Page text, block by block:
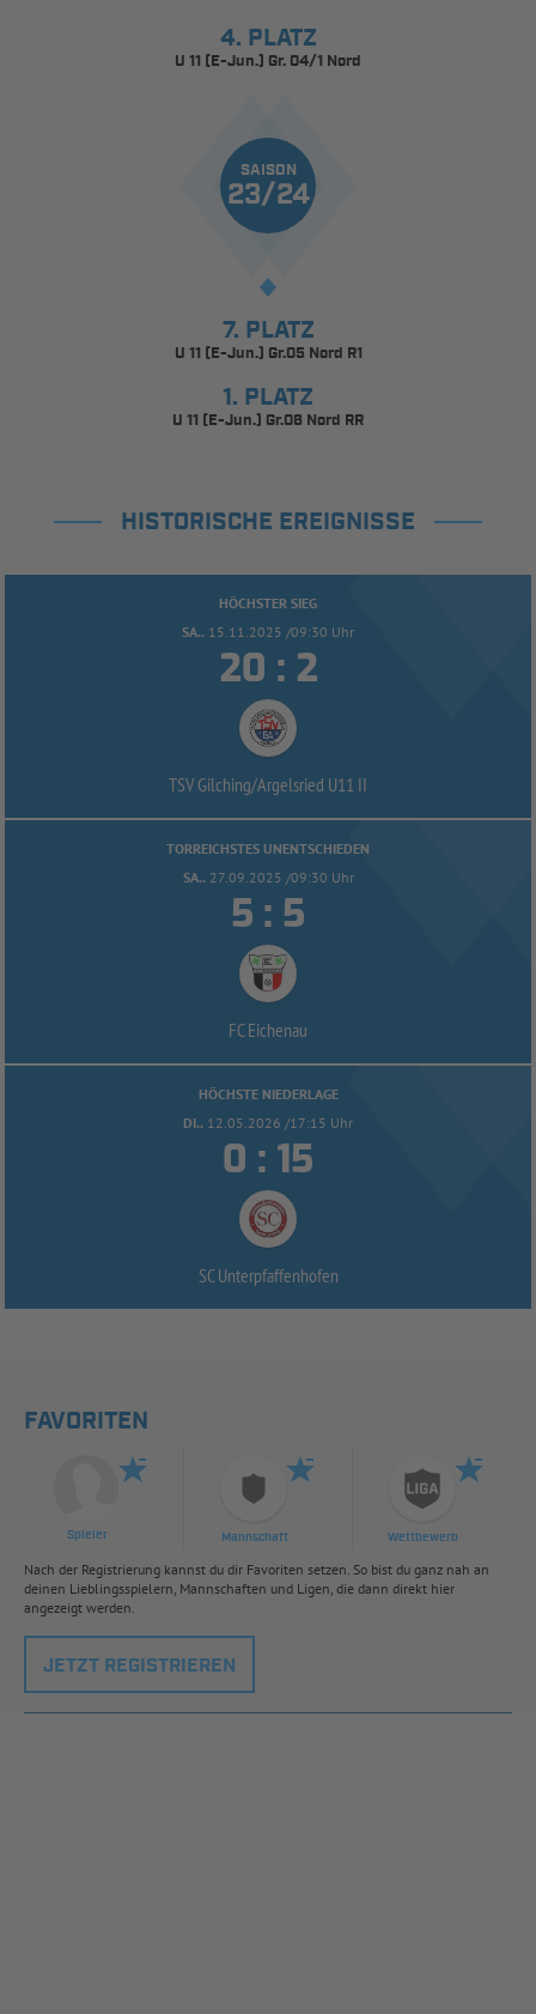
4. PLATZ
U 11 (E-Jun.) Gr. 04/1 Nord
SAISON
23/24
7. PLATZ
U 11 (E-Jun.) Gr.05 Nord R1
1. PLATZ
U 11 (E-Jun.) Gr.06 Nord RR
HISTORISCHE EREIGNISSE
HÖCHSTER SIEG
SA.. 15.11.2025 /09:30 Uhr
 : 
TSV Gilching/Argelsried U11 II
TORREICHSTES UNENTSCHIEDEN
SA.. 27.09.2025 /09:30 Uhr
 : 
FC Eichenau
HÖCHSTE NIEDERLAGE
DI.. 12.05.2026 /17:15 Uhr
 : 
SC Unterpfaffenhofen
FAVORITEN
Spieler Mannschaft Wettbewerb
Nach der Registrierung kannst du dir Favoriten setzen. So bist du ganz nah an
deinen Lieblingsspielern, Mannschaften und Ligen, die dann direkt hier
angezeigt werden.
JETZT REGISTRIEREN